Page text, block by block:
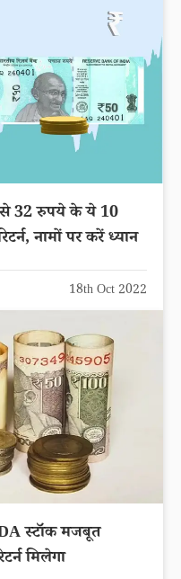
32 रुपये के ये 10
नामों पर करें ध्यान
18th Oct 2022
स्टॉक मजबूत
मिलेगा